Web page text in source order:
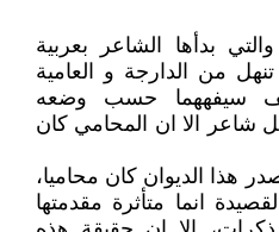
بدأها الشاعر بعربية
من الدارجة و العامية
سيفههما حسب وضعه
شاعر الا ان المحامي كان
هذا الديوان كان محاميا،
انما متأثرة مقدمتها